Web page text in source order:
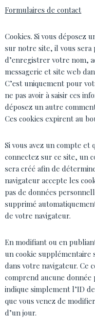
Formulaires de contact
Cookies. Si vous déposez
sur notre site, il vous sera
d’enregistrer votre nom,
messagerie et site web
C’est uniquement pour
ne pas avoir à saisir ces
déposez un autre
Ces cookies expirent au
Si vous avez un compte et
connectez sur ce site, un
sera créé afin de
navigateur accepte les
pas de données
supprimé
de votre navigateur.
En modifiant ou en
un cookie supplémentaire
dans votre navigateur. Ce
comprend aucune
indique simplement l’ID
que vous venez de
d’un jour.